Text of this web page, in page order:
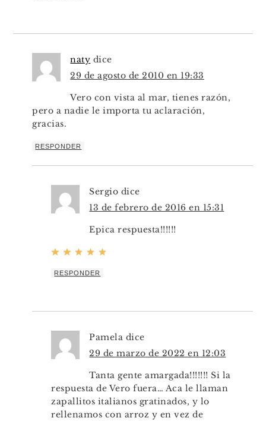
naty dice
29 de agosto de 2010 en 19:33
Vero con vista al mar, tienes razón,
pero a nadie le importa tu aclaración,
gracias.
RESPONDER
Sergio dice
13 de febrero de 2016 en 15:31
Epica respuesta!!!!!!
RESPONDER
Pamela dice
29 de marzo de 2022 en 12:03
Tanta gente amargada!!!!!!! Si la
respuesta de Vero fuera… Aca le llaman
zapallitos italianos gratinados, y lo
rellenamos con arroz y en vez de